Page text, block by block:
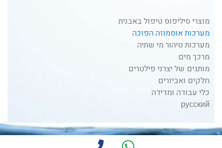
מוצרי סיליפוס טיפול באבנית
מערכות אוסמוזה הפוכה
מערכות טיהור מי שתיה
מרכך מים
מותגים של יצרני פילטרים
חלקים ואביזרים
כלי עבודה ומדידה
русский